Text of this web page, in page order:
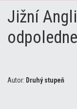
Jižní
Autor: Druhý stupeň